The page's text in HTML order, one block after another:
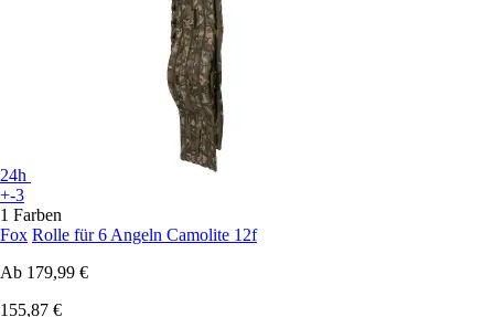
24h
+-3
1 Farben
Fox Rolle für 6 Angeln Camolite 12f
Ab 179,99 €
155,87 €